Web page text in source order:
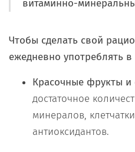
витаминно-
Чтобы сделать свой
ежедневно употреблять
Красочные фрукты
достаточное
минералов,
антиоксидантов.